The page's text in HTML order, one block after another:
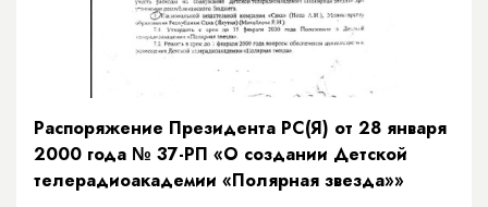
Распоряжение Президента РС(Я) от 28 января
2000 года № 37-РП «О создании Детской
телерадиоакадемии «Полярная звезда»»